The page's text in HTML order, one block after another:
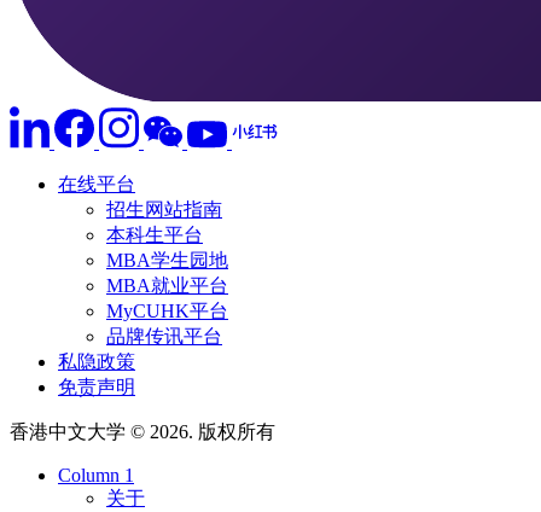
在线平台
招生网站指南
本科生平台
MBA学生园地
MBA就业平台
MyCUHK平台
品牌传讯平台
私隐政策
免责声明
香港中文大学 © 2026. 版权所有
Column 1
关于